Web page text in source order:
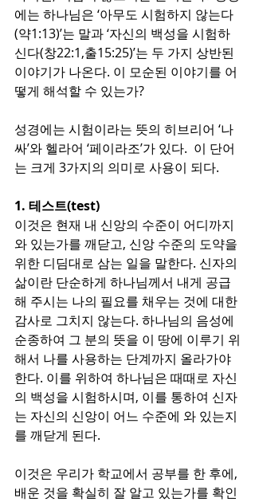
에는 하나님은 ‘아무도 시험하지 않는다
(약1:13)’는 말과 ‘자신의 백성을 시험하
신다(창22:1,출15:25)’는 두 가지 상반된
이야기가 나온다. 이 모순된 이야기를 어
떻게 해석할 수 있는가?
성경에는 시험이라는 뜻의 히브리어 ‘나
싸’와 헬라어 ‘페이라조’가 있다.  이 단어
는 크게 3가지의 의미로 사용이 되다.
1. 테스트(test)
이것은 현재 내 신앙의 수준이 어디까지
와 있는가를 깨닫고, 신앙 수준의 도약을
위한 디딤대로 삼는 일을 말한다. 신자의
삶이란 단순하게 하나님께서 내게 공급
해 주시는 나의 필요를 채우는 것에 대한
감사로 그치지 않는다. 하나님의 음성에
순종하여 그 분의 뜻을 이 땅에 이루기 위
해서 나를 사용하는 단계까지 올라가야
한다. 이를 위하여 하나님은 때때로 자신
의 백성을 시험하시며, 이를 통하여 신자
는 자신의 신앙이 어느 수준에 와 있는지
를 깨닫게 된다.
이것은 우리가 학교에서 공부를 한 후에,
배운 것을 확실히 잘 알고 있는가를 확인